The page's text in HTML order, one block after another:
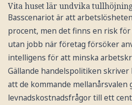
Vita huset lär undvika
Basscenariot är att
procent, men det finns en risk
utan jobb när företag försöker
intelligens för att minska
Gällande handelspolitiken
att de kommande mellanårsvalen
levnadskostnadsfrågor till ett